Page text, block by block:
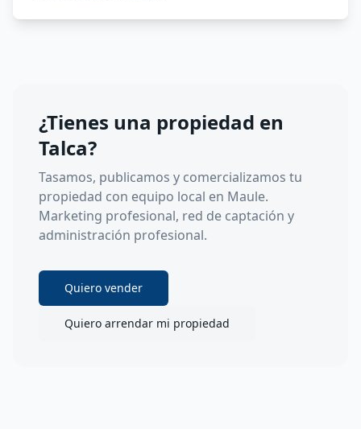
¿Tienes una propiedad en
Talca?
Tasamos, publicamos y comercializamos tu
propiedad con equipo local en Maule.
Marketing profesional, red de captación y
administración profesional.
Quiero vender
Quiero arrendar mi propiedad